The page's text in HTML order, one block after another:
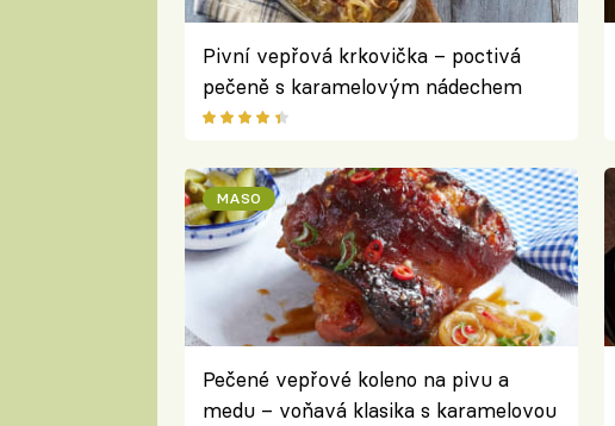
Pivní vepřová krkovička – poctivá
pečeně s karamelovým nádechem
MASO
Pečené vepřové koleno na pivu a
medu – voňavá klasika s karamelovou